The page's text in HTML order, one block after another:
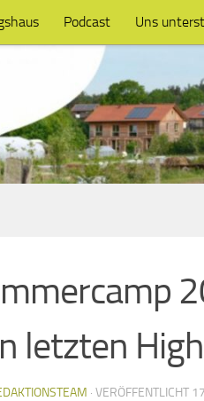
Podcast Uns
letzten
· VERÖFFENTLICHT